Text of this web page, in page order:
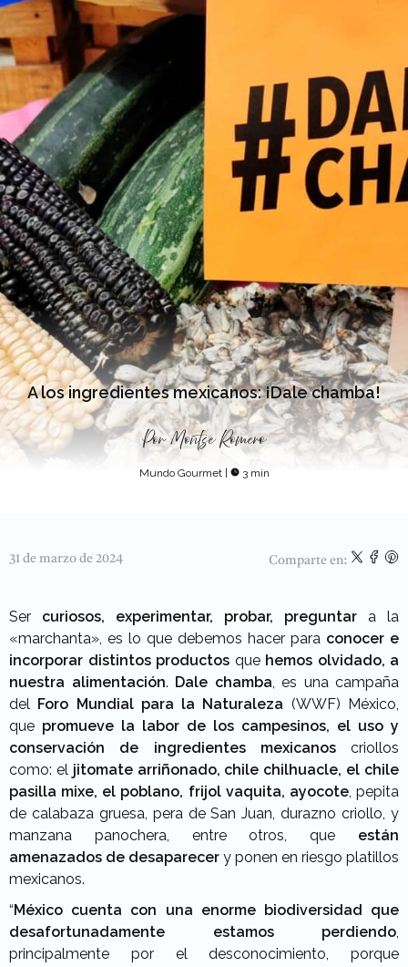
A los ingredientes mexicanos: ¡Dale chamba!
PorMontse Romero
Mundo Gourmet 3 min
31 de marzo de 2024 Comparte en:
Ser curiosos, experimentar, probar, preguntar a la
«marchanta», es lo que debemos hacer para conocer e
incorporar distintos productos que hemos olvidado, a
nuestra alimentación. Dale chamba, es una campaña
del Foro Mundial para la Naturaleza (WWF) México,
que promueve la labor de los campesinos, el uso y
conservación de ingredientes mexicanoscriollos
como: el jitomate arriñonado, chile chilhuacle, el chile
pasilla mixe, el poblano, frijol vaquita, ayocote, pepita
de calabaza gruesa, pera de San Juan, durazno criollo, y
manzana panochera, entre otros, que están
amenazados de desaparecer y ponen en riesgo platillos
mexicanos.
“México cuenta con una enorme biodiversidad
que
desafortunadamente estamos perdiendo,
principalmente por el desconocimiento, porque